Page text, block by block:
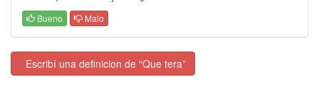
Bueno
Malo
Escribí una definicion de “Que tera”